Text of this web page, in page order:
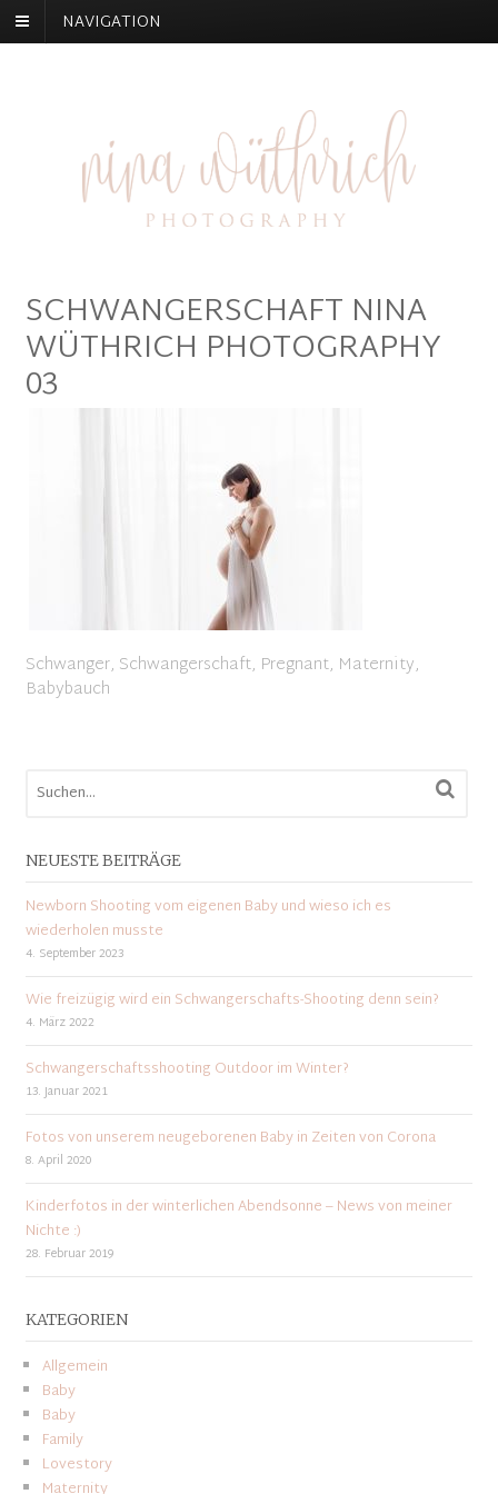
NAVIGATION
SCHWANGERSCHAFT NINA
WÜTHRICH PHOTOGRAPHY
03
Schwanger, Schwangerschaft, Pregnant, Maternity,
Babybauch
NEUESTE BEITRÄGE
Newborn Shooting vom eigenen Baby und wieso ich es
wiederholen musste
4. September 2023
Wie freizügig wird ein Schwangerschafts-Shooting denn sein?
4. März 2022
Schwangerschaftsshooting Outdoor im Winter?
13. Januar 2021
Fotos von unserem neugeborenen Baby in Zeiten von Corona
8. April 2020
Kinderfotos in der winterlichen Abendsonne – News von meiner
Nichte :)
28. Februar 2019
KATEGORIEN
Allgemein
Baby
Baby
Family
Lovestory